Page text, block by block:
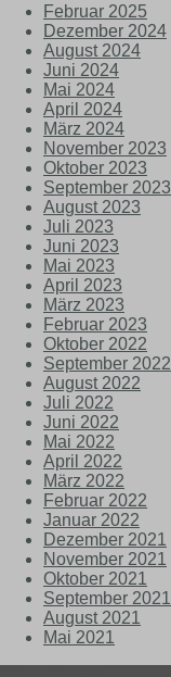
Februar 2025
Dezember 2024
August 2024
Juni 2024
Mai 2024
April 2024
März 2024
November 2023
Oktober 2023
September 2023
August 2023
Juli 2023
Juni 2023
Mai 2023
April 2023
März 2023
Februar 2023
Oktober 2022
September 2022
August 2022
Juli 2022
Juni 2022
Mai 2022
April 2022
März 2022
Februar 2022
Januar 2022
Dezember 2021
November 2021
Oktober 2021
September 2021
August 2021
Mai 2021